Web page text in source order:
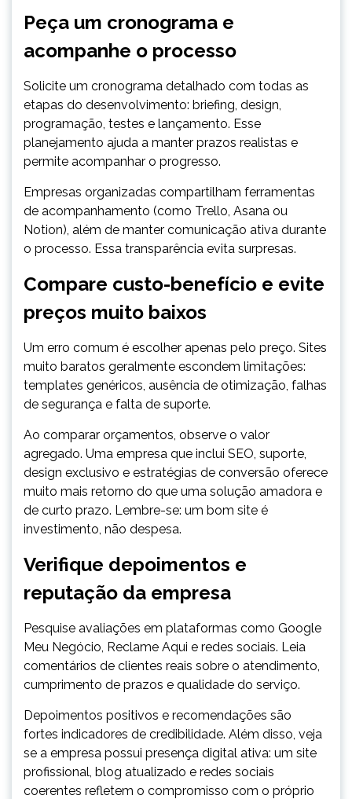
Peça um cronograma e
acompanhe o processo
Solicite um cronograma detalhado com todas as
etapas do desenvolvimento: briefing, design,
programação, testes e lançamento. Esse
planejamento ajuda a manter prazos realistas e
permite acompanhar o progresso.
Empresas organizadas compartilham ferramentas
de acompanhamento (como Trello, Asana ou
Notion), além de manter comunicação ativa durante
o processo. Essa transparência evita surpresas.
Compare custo-benefício e evite
preços muito baixos
Um erro comum é escolher apenas pelo preço. Sites
muito baratos geralmente escondem limitações:
templates genéricos, ausência de otimização, falhas
de segurança e falta de suporte.
Ao comparar orçamentos, observe o valor
agregado. Uma empresa que inclui SEO, suporte,
design exclusivo e estratégias de conversão oferece
muito mais retorno do que uma solução amadora e
de curto prazo. Lembre-se: um bom site é
investimento, não despesa.
Verifique depoimentos e
reputação da empresa
Pesquise avaliações em plataformas como Google
Meu Negócio, Reclame Aqui e redes sociais. Leia
comentários de clientes reais sobre o atendimento,
cumprimento de prazos e qualidade do serviço.
Depoimentos positivos e recomendações são
fortes indicadores de credibilidade. Além disso, veja
se a empresa possui presença digital ativa: um site
profissional, blog atualizado e redes sociais
coerentes refletem o compromisso com o próprio